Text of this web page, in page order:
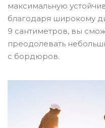
максимальную
благодаря широкому
9 сантиметров, вы
преодолевать
с бордюров.